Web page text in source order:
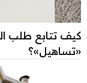
كيف تتابع طلب
«تساهيل»؟